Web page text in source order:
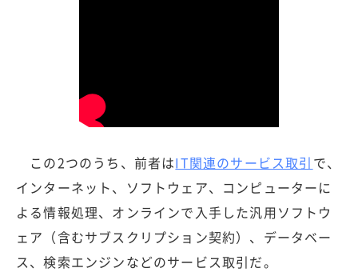
この2つのうち、前者はIT関連のサービス取引 で、
インターネット、ソフトウェア、コンピューターに
よる情報処理、オンラインで入手した汎用ソフトウ
ェア（含むサブスクリプション契約）、データベー
ス、検索エンジンなどのサービス取引だ。